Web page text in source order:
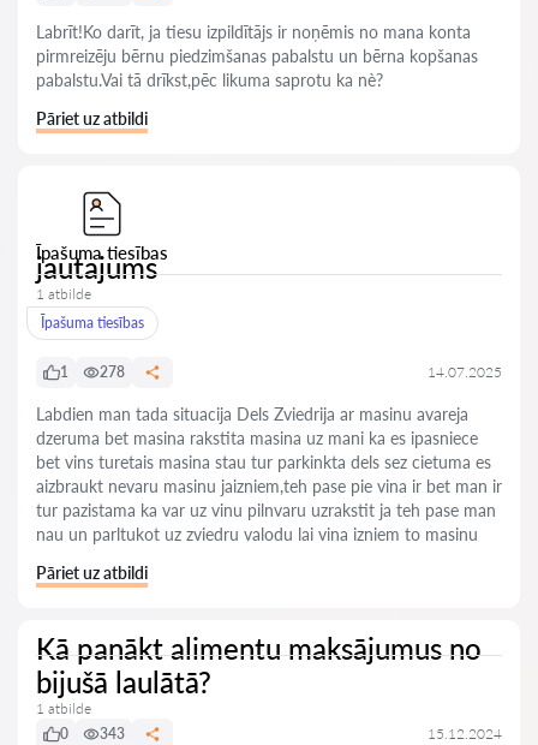
Labrīt!Ko darīt, ja tiesu izpildītājs ir noņēmis no mana konta
pirmreizēju bērnu piedzimšanas pabalstu un bērna kopšanas
pabalstu.Vai tā drīkst,pēc likuma saprotu ka nè?
Pāriet uz atbildi
Īpašuma tiesības
jautajums
1 atbilde
Īpašuma tiesības
1 278 14.07.2025
Labdien man tada situacija Dels Zviedrija ar masinu avareja
dzeruma bet masina rakstita masina uz mani ka es ipasniece
bet vins turetais masina stau tur parkinkta dels sez cietuma es
aizbraukt nevaru masinu jaizniem,teh pase pie vina ir bet man ir
tur pazistama ka var uz vinu pilnvaru uzrakstit ja teh pase man
nau un parltukot uz zviedru valodu lai vina izniem to masinu
Pāriet uz atbildi
Kā panākt alimentu maksājumus no
bijušā laulātā?
1 atbilde
0
343 15.12.2024